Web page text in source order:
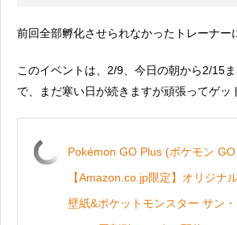
前回全部孵化させられなかったトレーナー
このイベントは、2/9、今日の朝から2/15
で、まだ寒い日が続きますが頑張ってゲッ
Pokémon GO Plus (ポケモン
【Amazon.co.jp限定】オリジナ
壁紙&ポケットモンスター サン